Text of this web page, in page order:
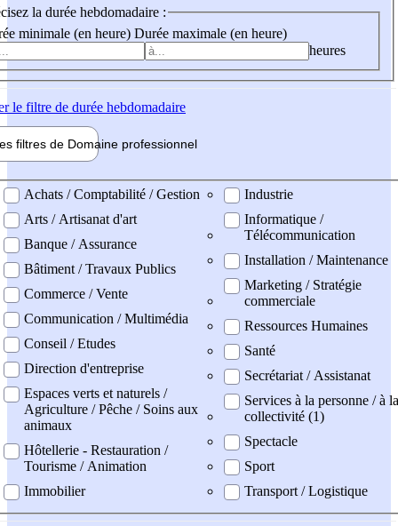
la durée hebdomadaire :
minimale (en heure) Durée maximale (en heure)
heures
le filtre de durée hebdomadaire
filtres de Domaine professionnel
professionel
Achats / Comptabilité / Gestion
Arts / Artisanat d'art
Banque / Assurance
Bâtiment / Travaux Publics
Commerce / Vente
Communication / Multimédia
Conseil / Etudes
Direction d'entreprise
Espaces verts et naturels /
Agriculture / Pêche / Soins aux
animaux
Hôtellerie - Restauration /
Tourisme / Animation
Immobilier
Industrie
Informatique /
Télécommunication
Installation / Maintenance
Marketing / Stratégie
commerciale
Ressources Humaines
Santé
Secrétariat / Assistanat
Services à la personne / à la
collectivité (1)
Spectacle
Sport
Transport / Logistique